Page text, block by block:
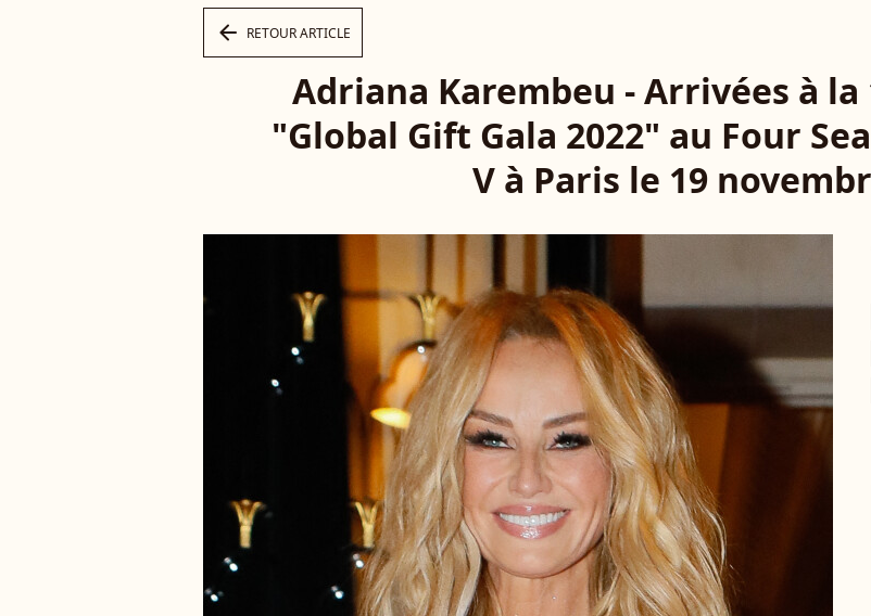
arrow_left RETOUR ARTICLE
Adriana Karembeu - Arrivées à
"Global Gift Gala 2022" au Four
V à Paris le 19